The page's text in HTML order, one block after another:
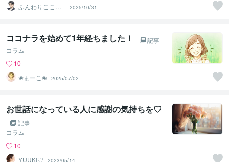
ふんわりこころ
サポート☘️みち
まさ
2025/10/31
ココナラを始めて1年経ちました！
記事
コラム
10
❀まーこ❀ 2025/07/02
お世話になっている人に感謝の気持ちを♡
記事
コラム
10
YUUKI♡
2023/05/14